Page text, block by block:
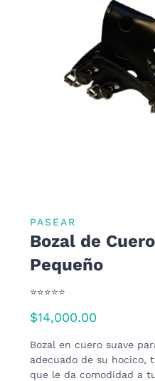
PASEAR
Bozal de
Pequeño
⭐⭐⭐⭐⭐
$14,000.00
Bozal en cuero suave
adecuado de su hocico,
que le da comodidad a